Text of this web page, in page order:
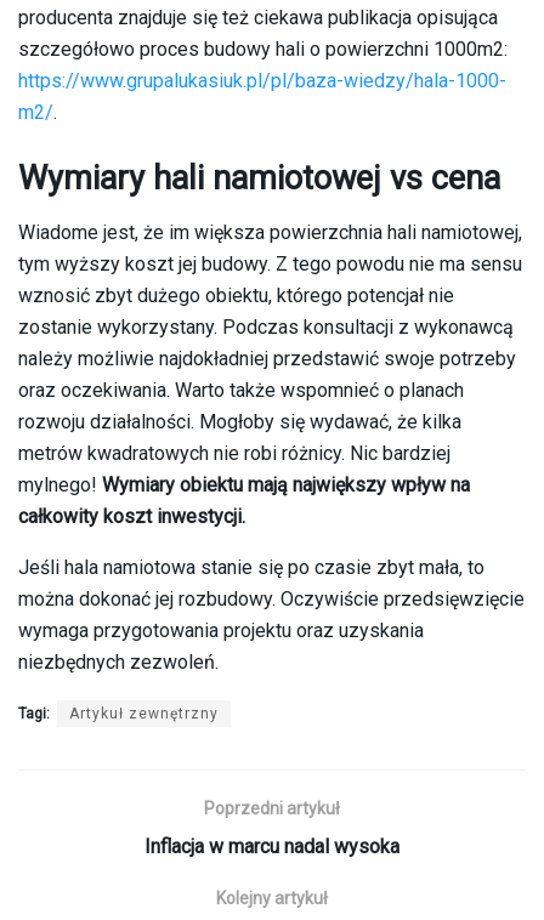
producenta znajduje się też ciekawa publikacja opisująca
szczegółowo proces budowy hali o powierzchni 1000m2:
https://www.grupalukasiuk.pl/pl/baza-wiedzy/hala-1000-
m2/.
Wymiary hali namiotowej vs cena
Wiadome jest, że im większa powierzchnia hali namiotowej,
tym wyższy koszt jej budowy. Z tego powodu nie ma sensu
wznosić zbyt dużego obiektu, którego potencjał nie
zostanie wykorzystany. Podczas konsultacji z wykonawcą
należy możliwie najdokładniej przedstawić swoje potrzeby
oraz oczekiwania. Warto także wspomnieć o planach
rozwoju działalności. Mogłoby się wydawać, że kilka
metrów kwadratowych nie robi różnicy. Nic bardziej
mylnego! Wymiary obiektu mają największy wpływ na
całkowity koszt inwestycji.
Jeśli hala namiotowa stanie się po czasie zbyt mała, to
można dokonać jej rozbudowy. Oczywiście przedsięwzięcie
wymaga przygotowania projektu oraz uzyskania
niezbędnych zezwoleń.
Tagi: Artykuł zewnętrzny
Poprzedni artykuł
Inflacja w marcu nadal wysoka
Kolejny artykuł